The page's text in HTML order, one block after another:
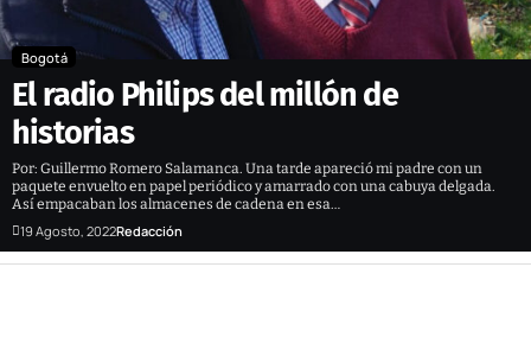
Bogotá
El radio Philips del millón de
historias
Por: Guillermo Romero Salamanca. Una tarde apareció mi padre con un
paquete envuelto en papel periódico y amarrado con una cabuya delgada.
Así empacaban los almacenes de cadena en esa…
19 Agosto, 2022Redacción